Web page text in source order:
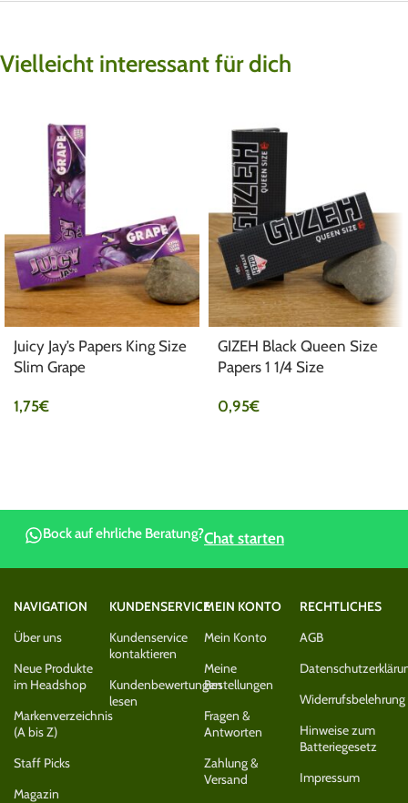
Vielleicht interessant für dich
Juicy Jay’s Papers King Size
Slim Grape
1,75€
GIZEH Black Queen Size
Papers 1 1/4 Size
0,95€
Bock auf ehrliche Beratung?Chat starten
NAVIGATION
Über uns
Neue Produkte
im Headshop
Markenverzeichnis
(A bis Z)
Staff Picks
Magazin
KUNDENSERVICE
Kundenservice
kontaktieren
Kundenbewertungen
lesen
MEIN KONTO
Mein Konto
Meine
Bestellungen
Fragen &
Antworten
Zahlung &
Versand
RECHTLICHES
AGB
Widerrufsbelehrung
Hinweise zum
Batteriegesetz
Impressum